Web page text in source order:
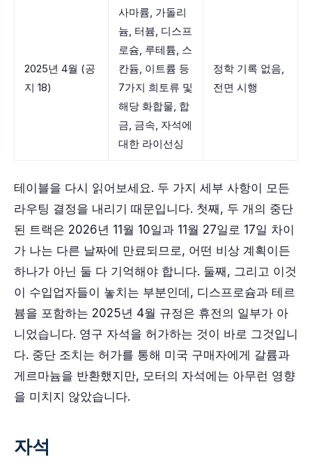
2025년 4월 (공
지 18)
사마륨, 가돌리
늄, 터븀, 디스프
로슘, 루테튬, 스
칸듐, 이트륨 등
7가지 희토류 및
해당 화합물, 합
금, 금속, 자석에
대한 라이선싱
정학 기록 없음,
전면 시행
테이블을 다시 읽어보세요. 두 가지 세부 사항이 모든
라우팅 결정을 내리기 때문입니다. 첫째, 두 개의 중단
된 트랙은 2026년 11월 10일과 11월 27일로 17일 차이
가 나는 다른 날짜에 만료되므로, 어떤 비상 계획이든
하나가 아닌 둘 다 기억해야 합니다. 둘째, 그리고 이것
이 수입업자들이 놓치는 부분인데, 디스프로슘과 테르
븀을 포함하는 2025년 4월 규정은 휴전의 일부가 아
니었습니다. 영구 자석을 허가하는 것이 바로 그것입니
다. 중단 조치는 허가를 통해 미국 구매자에게 갈륨과
게르마늄을 반환했지만, 모터의 자석에는 아무런 영향
을 미치지 않았습니다.
자석